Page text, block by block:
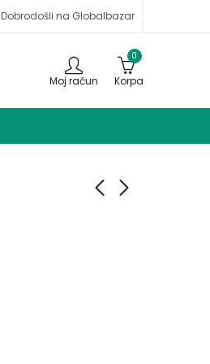
Dobrodošli na Globalbazar
Moj račun
0
Korpa